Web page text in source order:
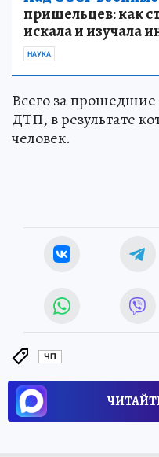
пришельцев: как
искала и изучала
НАУКА
Всего за прошедшие
ДТП, в результате
человек.
ЧП